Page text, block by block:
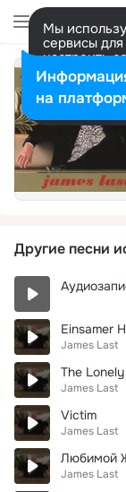
Мы
сервисы для
настроить
Разрешить
Другие песни
Einsamer
James Last
The
James Last
Victim
James Last
Любимой
James Last
на